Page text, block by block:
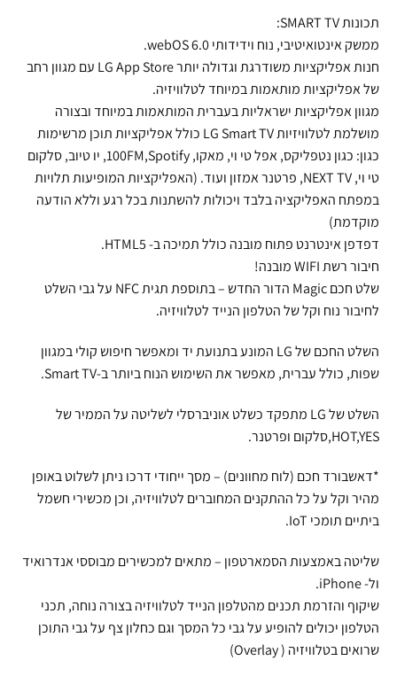
תכונות SMART TV:
ממשק אינטואיטיבי, נוח וידידותי 6.0 webOS.
חנות אפליקציות משודרגת וגדולה יותר LG App Store עם מגוון רחב
של אפליקציות מותאמות במיוחד לטלוויזיה.
מגוון אפליקציות ישראליות בעברית המותאמות במיוחד ובצורה
מושלמת לטלוויזיות LG Smart TV כולל אפליקציות תוכן מרשימות
כגון: כגון נטפליקס, אפל טי וי, מאקו, 100FM,Spotify, יו טיוב, סלקום
טי וי, NEXT TV, פרטנר אמזון ועוד. (האפליקציות המופיעות תלויות
במפתח האפליקציה בלבד ויכולות להשתנות בכל רגע וללא הודעה
מוקדמת)
דפדפן אינטרנט פתוח מובנה כולל תמיכה ב- HTML5.
חיבור רשת WIFI מובנה!
שלט חכם Magic הדור החדש – בתוספת תגית NFC על גבי השלט
לחיבור נוח וקל של הטלפון הנייד לטלוויזיה.
השלט החכם של LG המונע בתנועת יד ומאפשר חיפוש קולי במגוון
שפות, כולל עברית, מאפשר את השימוש הנוח ביותר ב-Smart TV.
השלט של LG מתפקד כשלט אוניברסלי לשליטה על הממיר של
HOT,YES,סלקום ופרטנר.
*דאשבורד חכם (לוח מחוונים) – מסך ייחודי דרכו ניתן לשלוט באופן
מהיר וקל על כל ההתקנים המחוברים לטלוויזיה, וכן מכשירי חשמל
ביתיים תומכי IoT.
שליטה באמצעות הסמארטפון – מתאים למכשירים מבוססי אנדרואיד
ול- iPhone.
שיקוף והזרמת תכנים מהטלפון הנייד לטלוויזיה בצורה נוחה, תכני
הטלפון יכולים להופיע על גבי כל המסך וגם כחלון צף על גבי התוכן
שרואים בטלוויזיה ( Overlay)